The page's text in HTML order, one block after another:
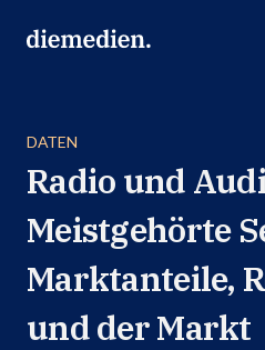
DATEN
Radio und
Meistgehörte
Marktanteile,
und der Markt